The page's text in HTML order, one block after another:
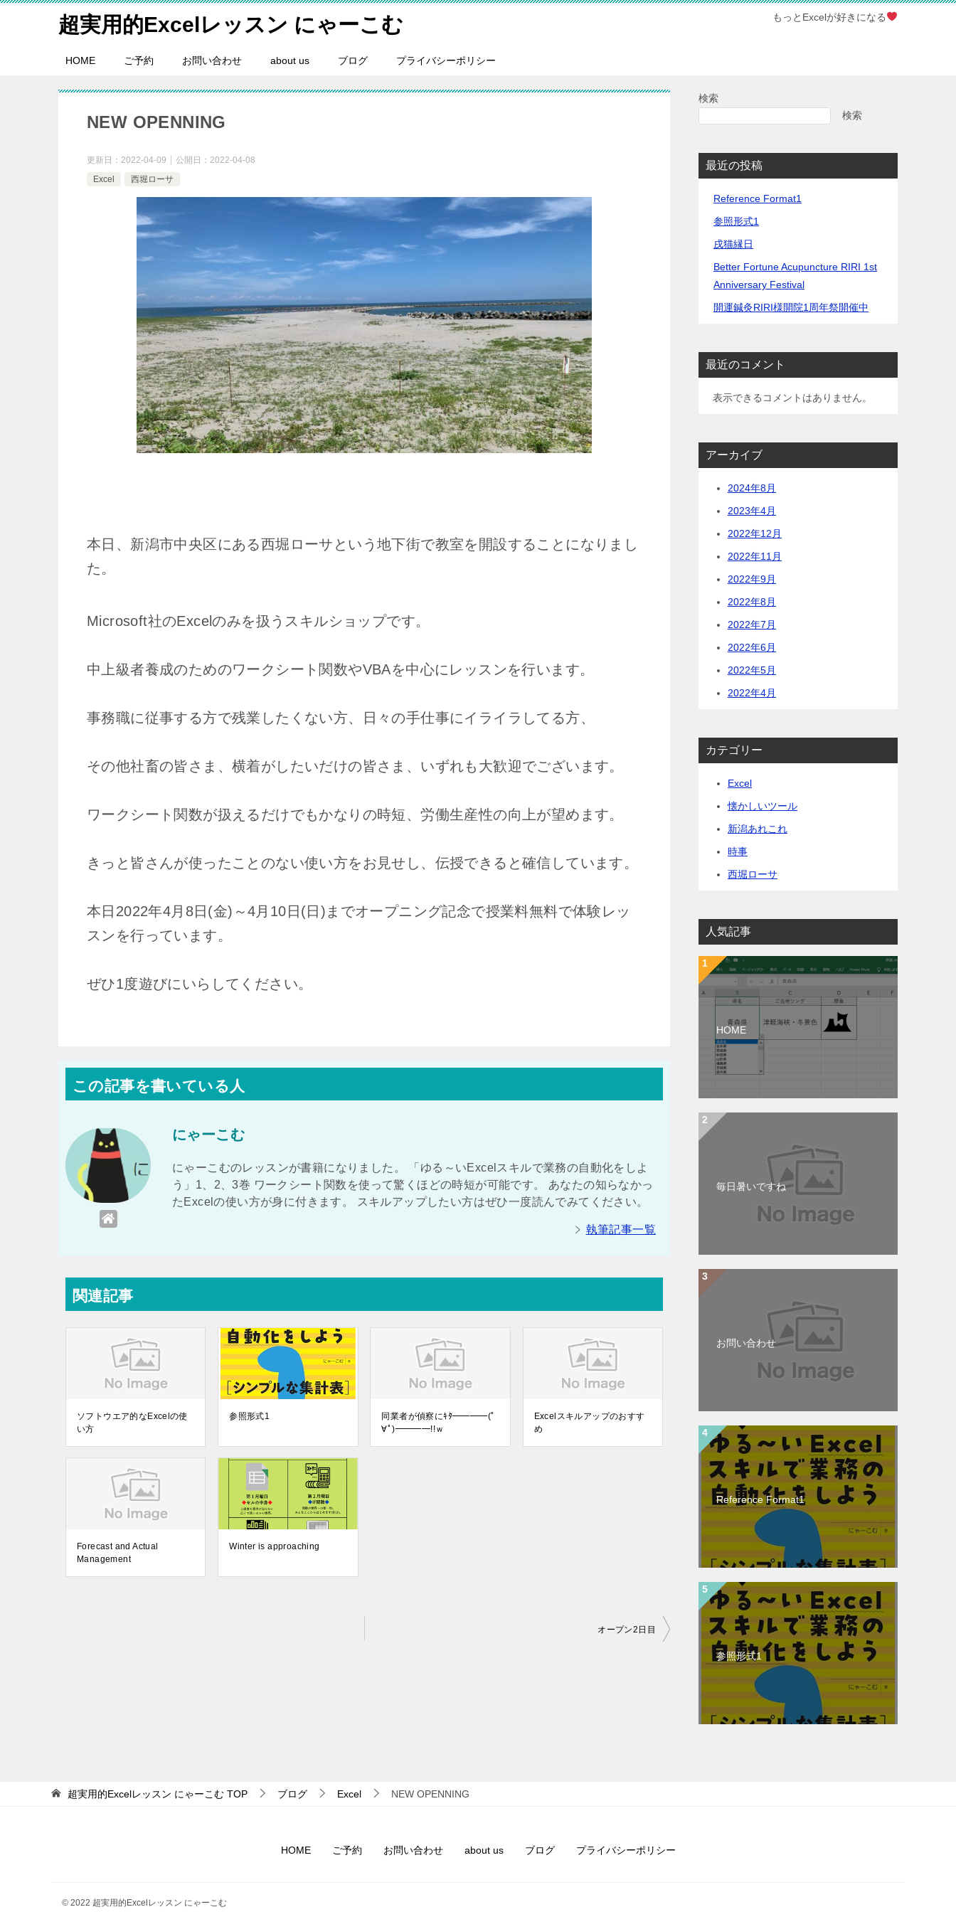
超実用的Excelレッスン にゃーこむ もっとExcelが好きになる
HOME ご予約 お問い合わせ about us ブログ プライバシーポリシー
NEW OPENNING
更新日： 2022-04-09 公開日： 2022-04-08
Excel
西堀ローサ
本日、新潟市中央区にある西堀ローサという地下街で教室を開設することになりまし
た。
Microsoft社のExcelのみを扱うスキルショップです。
中上級者養成のためのワークシート関数やVBAを中心にレッスンを行います。
事務職に従事する方で残業したくない方、日々の手仕事にイライラしてる方、
その他社畜の皆さま、横着がしたいだけの皆さま、いずれも大歓迎でございます。
ワークシート関数が扱えるだけでもかなりの時短、労働生産性の向上が望めます。
きっと皆さんが使ったことのない使い方をお見せし、伝授できると確信しています。
本日2022年4月8日(金)～4月10日(日)までオープニング記念で授業料無料で体験レッ
スンを行っています。
ぜひ1度遊びにいらしてください。
この記事を書いている人
にゃーこむ
にゃーこむのレッスンが書籍になりました。 「ゆる～いExcelスキルで業務の自動化をしよ
う」1、2、3巻 ワークシート関数を使って驚くほどの時短が可能です。 あなたの知らなかっ
たExcelの使い方が身に付きます。 スキルアップしたい方はぜひ一度読んでみてください。
執筆記事一覧
関連記事
ソフトウエア的なExcelの使
い方
参照形式1
同業者が偵察にｷﾀ━━━━(ﾟ
∀ﾟ)━━━━!!ｗ
Excelスキルアップのおすす
め
Forecast and Actual
Management
Winter is approaching
ョ
オープン2日目
検索
検索
最近の投稿
Reference Format1
参照形式1
戌猫縁日
Better Fortune Acupuncture RIRI 1st
Anniversary Festival
開運鍼灸RIRI様開院1周年祭開催中
最近のコメント
表示できるコメントはありません。
アーカイブ
2024年8月
2023年4月
2022年12月
2022年11月
2022年9月
2022年8月
2022年7月
2022年6月
2022年5月
2022年4月
カテゴリー
Excel
懐かしいツール
新潟あれこれ
時事
西堀ローサ
人気記事
HOME
毎日暑いですね
お問い合わせ
Reference Format1
参照形式1
超実用的Excelレッスン にゃーこむ TOP ブログ Excel NEW OPENNING
HOME ご予約 お問い合わせ about us ブログ プライバシーポリシー
© 2022 超実用的Excelレッスン にゃーこむ